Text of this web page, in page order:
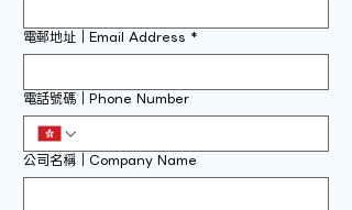
電郵地址｜Email Address *
電話號碼｜Phone Number
公司名稱｜Company Name